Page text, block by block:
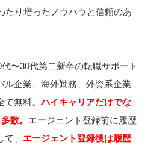
たり培ったノウハウと信頼のあ
〜30代第二新卒の転職サポート
ル企業、海外勤務、外資系企業
て無料。ハイキャリアだけでな
数。 エージェント登録前に履歴
、 エージェント登録後は履歴